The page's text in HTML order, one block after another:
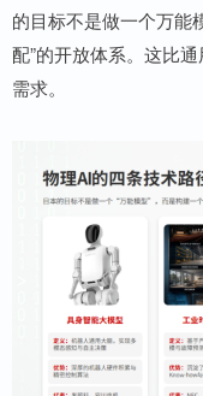
的目标不是做一个万能
配”的开放体系。这比
需求。